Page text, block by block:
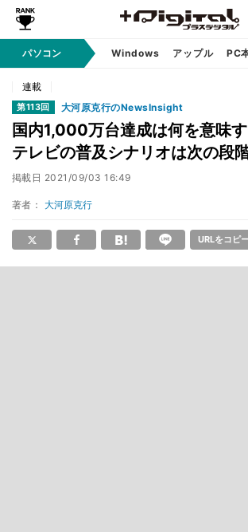
パソコン Windows アップル PC
連載
第113回 大河原克行のNewsInsight
国内1,000万台達成は何を意味
テレビの普及シナリオは次の段
掲載日 2021/09/03 16:49
著者： 大河原克行
URLをコピ